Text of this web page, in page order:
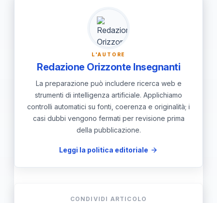
partecipazione alle simulazioni aiuta a
perfezionare il metodo di studio e a
personalizzare il percorso in base alle
proprie esigenze.
possibilità di lasciare lacune e
aumentare la fiducia nelle proprie
capacità. Questa strategia porta a un
miglior rendimento durante la prova,
consentendo di rispondere con
maggiore calma e precisione ai
quesiti, migliorando così le chance di
superare con successo il concorso.
L'AUTORE
Redazione Orizzonte Insegnanti
La preparazione può includere ricerca web e
strumenti di intelligenza artificiale. Applichiamo
controlli automatici su fonti, coerenza e originalità; i
casi dubbi vengono fermati per revisione prima
della pubblicazione.
Leggi la politica editoriale
CONDIVIDI ARTICOLO